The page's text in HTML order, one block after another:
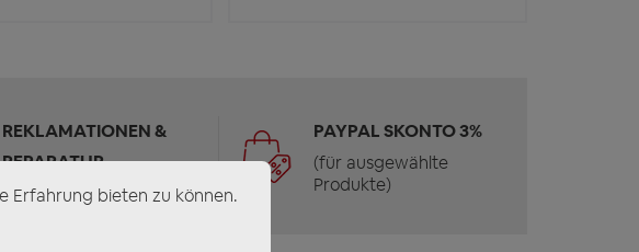
REKLAMATIONEN &
REPARATUR
PAYPAL SKONTO 3%
(für ausgewählte
Produkte)
Erfahrung bieten zu können.